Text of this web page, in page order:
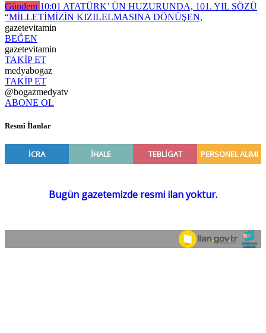
Gündem 10:01 ATATÜRK’ ÜN HUZURUNDA, 101. YIL SÖZÜ
“MİLLETİMİZİN KIZILELMASINA DÖNÜŞEN,
gazetevitamin
BEĞEN
gazetevitamin
TAKİP ET
medyabogaz
TAKİP ET
@bogazmedyatv
ABONE OL
Resmî İlanlar